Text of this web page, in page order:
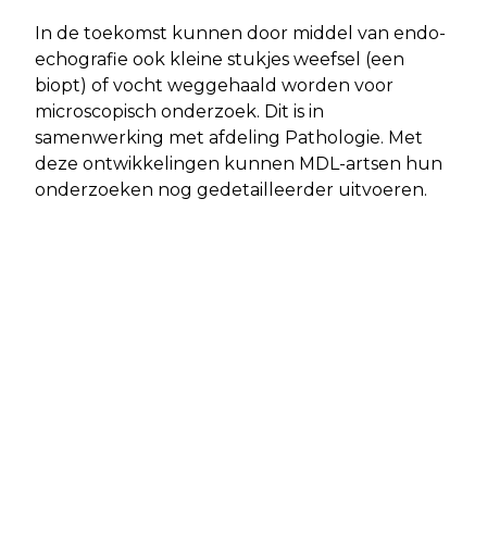
In de toekomst kunnen door middel van endo-
echografie ook kleine stukjes weefsel (een
biopt) of vocht weggehaald worden voor
microscopisch onderzoek. Dit is in
samenwerking met afdeling Pathologie. Met
deze ontwikkelingen kunnen MDL-artsen hun
onderzoeken nog gedetailleerder uitvoeren.